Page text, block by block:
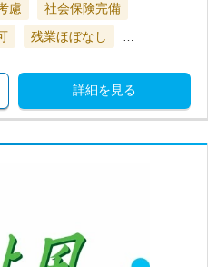
慮
社会保険完備
残業ほぼなし …
詳細を見る